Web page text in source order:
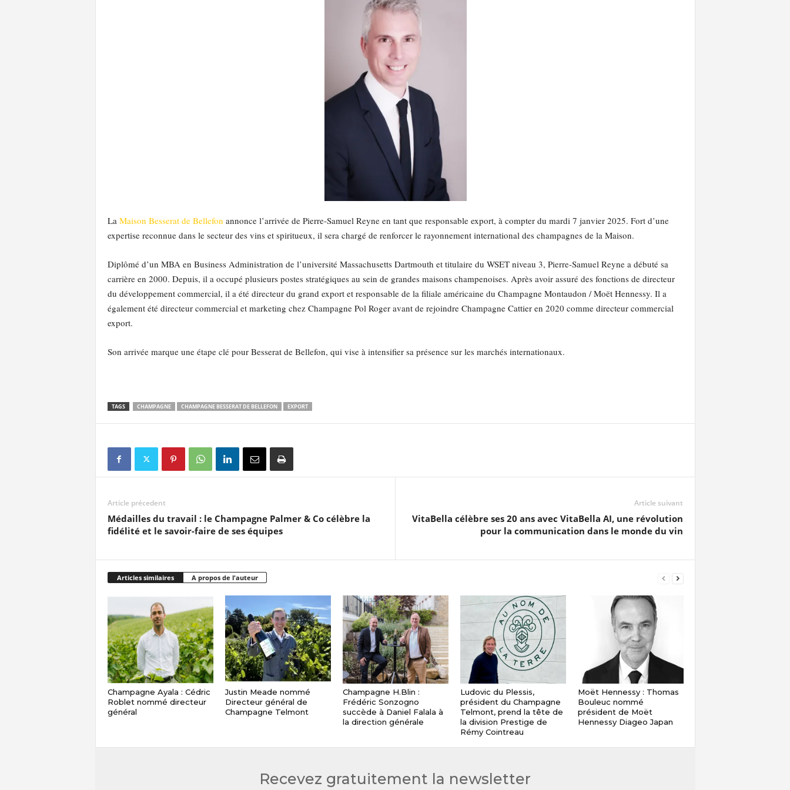
La Maison Besserat de Bellefon annonce l’arrivée de Pierre-Samuel Reyne en tant que responsable export, à compter du mardi 7 janvier 2025. Fort d’une
expertise reconnue dans le secteur des vins et spiritueux, il sera chargé de renforcer le rayonnement international des champagnes de la Maison.
Diplômé d’un MBA en Business Administration de l’université Massachusetts Dartmouth et titulaire du WSET niveau 3, Pierre-Samuel Reyne a débuté sa
carrière en 2000. Depuis, il a occupé plusieurs postes stratégiques au sein de grandes maisons champenoises. Après avoir assuré des fonctions de directeur
du développement commercial, il a été directeur du grand export et responsable de la filiale américaine du Champagne Montaudon / Moët Hennessy. Il a
également été directeur commercial et marketing chez Champagne Pol Roger avant de rejoindre Champagne Cattier en 2020 comme directeur commercial
export.
Son arrivée marque une étape clé pour Besserat de Bellefon, qui vise à intensifier sa présence sur les marchés internationaux.
TAGS CHAMPAGNE CHAMPAGNE BESSERAT DE BELLEFON EXPORT
Article précedent
Médailles du travail : le Champagne Palmer & Co célèbre la
fidélité et le savoir-faire de ses équipes
Article suivant
VitaBella célèbre ses 20 ans avec VitaBella AI, une révolution
pour la communication dans le monde du vin
Articles similaires A propos de l'auteur
Champagne Ayala : Cédric
Roblet nommé directeur
général
Justin Meade nommé
Directeur général de
Champagne Telmont
Champagne H.Blin :
Frédéric Sonzogno
succède à Daniel Falala à
la direction générale
Ludovic du Plessis,
président du Champagne
Telmont, prend la tête de
la division Prestige de
Rémy Cointreau
Moët Hennessy : Thomas
Bouleuc nommé
président de Moët
Hennessy Diageo Japan
Recevez gratuitement la newsletter